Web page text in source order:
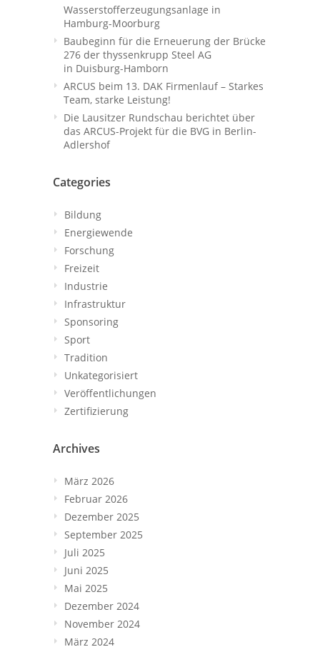
Wasserstofferzeugungsanlage in
Hamburg-Moorburg
Baubeginn für die Erneuerung der Brücke
276 der thyssenkrupp Steel AG
in Duisburg-Hamborn
ARCUS beim 13. DAK Firmenlauf – Starkes
Team, starke Leistung!
Die Lausitzer Rundschau berichtet über
das ARCUS-Projekt für die BVG in Berlin-
Adlershof
Categories
Bildung
Energiewende
Forschung
Freizeit
Industrie
Infrastruktur
Sponsoring
Sport
Tradition
Unkategorisiert
Veröffentlichungen
Zertifizierung
Archives
März 2026
Februar 2026
Dezember 2025
September 2025
Juli 2025
Juni 2025
Mai 2025
Dezember 2024
November 2024
März 2024